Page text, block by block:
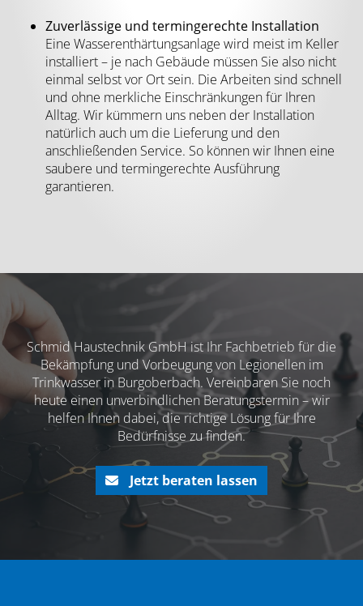
Zuverlässige und termingerechte Installation
Eine Wasserenthärtungsanlage wird meist im Keller
installiert – je nach Gebäude müssen Sie also nicht
einmal selbst vor Ort sein. Die Arbeiten sind schnell
und ohne merkliche Einschränkungen für Ihren
Alltag. Wir kümmern uns neben der Installation
natürlich auch um die Lieferung und den
anschließenden Service. So können wir Ihnen eine
saubere und termingerechte Ausführung
garantieren.
Schmid Haustechnik GmbH ist Ihr Fachbetrieb für die
Bekämpfung und Vorbeugung von Legionellen im
Trinkwasser in Burgoberbach. Vereinbaren Sie noch
heute einen unverbindlichen Beratungstermin – wir
helfen Ihnen dabei, die richtige Lösung für Ihre
Bedürfnisse zu finden.
Jetzt beraten lassen